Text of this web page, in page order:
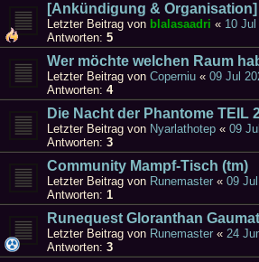
[Ankündigung & Organisation]
Letzter Beitrag von blalasaadri « 10
Antworten: 5
Wer möchte welchen Raum
Letzter Beitrag von Coperniu « 09 Jul
Antworten: 4
Die Nacht der Phantome TEIL
Letzter Beitrag von Nyarlathotep « 09
Antworten: 3
Community Mampf-Tisch (tm)
Letzter Beitrag von Runemaster « 09
Antworten: 1
Runequest Gloranthan
Letzter Beitrag von Runemaster « 24
Antworten: 3